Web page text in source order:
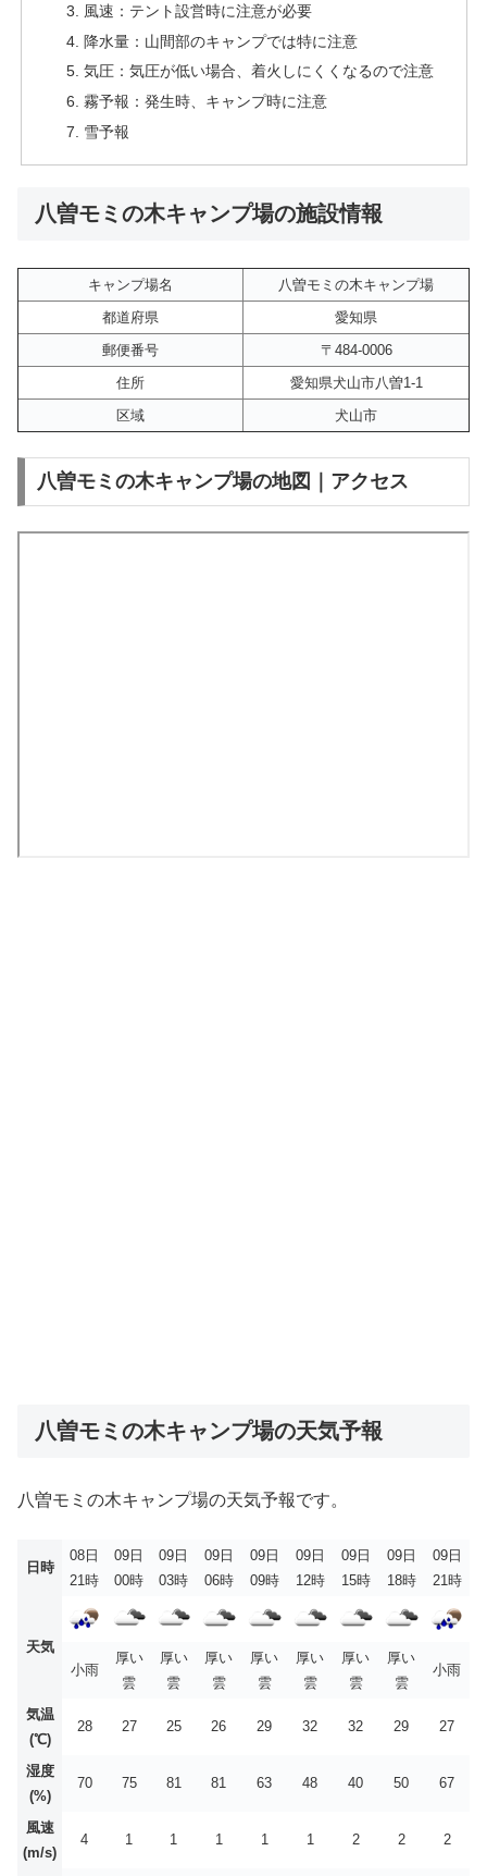
風速：テント設営時に注意が必要
降水量：山間部のキャンプでは特に注意
気圧：気圧が低い場合、着火しにくくなるので注意
霧予報：発生時、キャンプ時に注意
雪予報
八曽モミの木キャンプ場の施設情報
キャンプ場名
八曽モミの木キャンプ場
都道府県
愛知県
郵便番号
〒484-0006
住所
愛知県犬山市八曽1-1
区域
犬山市
八曽モミの木キャンプ場の地図｜アクセス
八曽モミの木キャンプ場の天気予報
八曽モミの木キャンプ場の天気予報です。
日時
08日
21時
09日
00時
09日
03時
09日
06時
09日
09時
09日
12時
09日
15時
09日
18時
09日
21時
天気
小雨
厚い
雲
厚い
雲
厚い
雲
厚い
雲
厚い
雲
厚い
雲
厚い
雲
小雨
気温
(℃)
28 27 25 26 29 32 32 29 27
湿度
(%)
70 75 81 81 63 48 40 50 67
風速
(m/s)
4 1 1 1 1 1 2 2 2